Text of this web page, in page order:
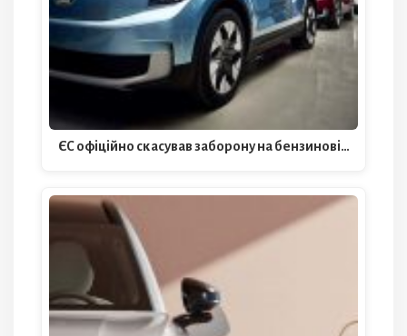
ЄС офіційно скасував заборону на бензинові…